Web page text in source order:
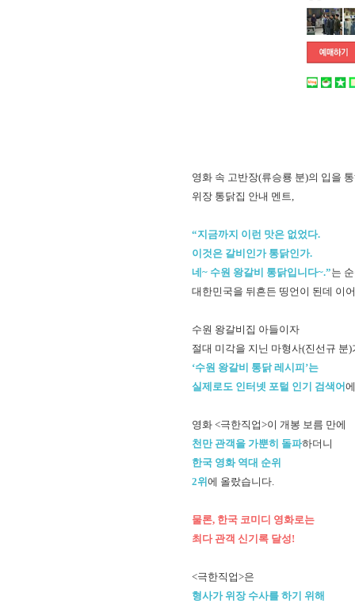
영화 속 고반장(류승룡 분)의 입을
위장 통닭집 안내 멘트,
“지금까지 이런 맛은 없었다.
이것은 갈비인가 통닭인가.
네~ 수원 왕갈비 통닭입니다~.”는
대한민국을 뒤흔든 띵언이 된데 이어,
수원 왕갈비집 아들이자
절대 미각을 지닌 마형사(진선규 분)
‘수원 왕갈비 통닭 레시피’는
실제로도 인터넷 포털 인기 검색어
영화 <극한직업>이 개봉 보름 만에
천만 관객을 가뿐히 돌파하더니
한국 영화 역대 순위
2위 에 올랐습니다.
물론, 한국 코미디 영화로는
최다 관객 신기록 달성!
<극한직업>은
형사가 위장 수사를 하기 위해